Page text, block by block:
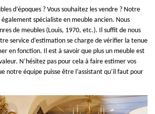
d’époques ? Vous souhaitez les vendre ? Notre
spécialiste en meuble ancien. Nous
de meubles (Louis, 1970, etc.). Il suffit de nous
service d’estimation se charge de vérifier la tenue
en fonction. Il est à savoir que plus un meuble est
N’hésitez pas pour cela à faire estimer vos
notre équipe puisse être l’assistant qu’il faut pour